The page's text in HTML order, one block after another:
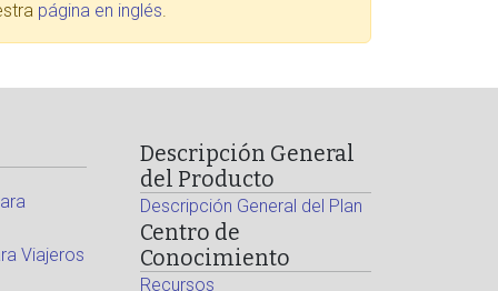
página en inglés.
Viajeros
Descripción General
del Producto
Descripción General del Plan
Centro de
Conocimiento
Recursos